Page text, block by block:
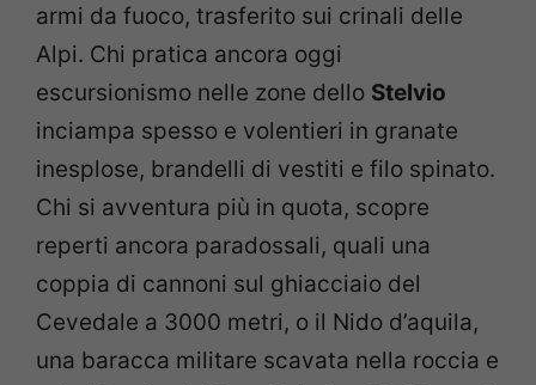
armi da fuoco, trasferito sui crinali delle
Alpi. Chi pratica ancora oggi
escursionismo nelle zone dello Stelvio
inciampa spesso e volentieri in granate
inesplose, brandelli di vestiti e filo spinato.
Chi si avventura più in quota, scopre
reperti ancora paradossali, quali una
coppia di cannoni sul ghiacciaio del
Cevedale a 3000 metri, o il Nido d’aquila,
una baracca militare scavata nella roccia e